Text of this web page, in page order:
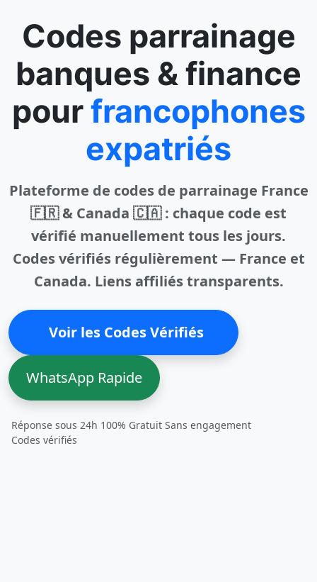
Codes parrainage
banques & finance
pourfrancophones
expatriés
Plateforme de codes de parrainage France
🇫🇷 & Canada 🇨🇦: chaque code est
vérifié manuellement tous les jours.
Codes vérifiés régulièrement — France et
Canada. Liens affiliés transparents.
Voir les Codes Vérifiés
WhatsApp Rapide
Réponse sous 24h 100% Gratuit Sans engagement
Codes vérifiés